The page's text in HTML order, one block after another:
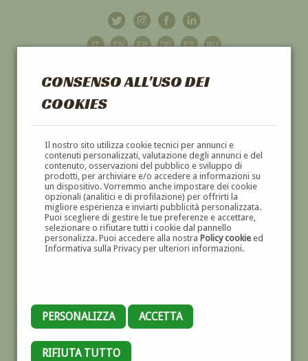
CONSENSO ALL'USO DEI
COOKIES
Il nostro sito utilizza cookie tecnici per annunci e
contenuti personalizzati, valutazione degli annunci e del
contenuto, osservazioni del pubblico e sviluppo di
prodotti, per archiviare e/o accedere a informazioni su
un dispositivo. Vorremmo anche impostare dei cookie
opzionali (analitici e di profilazione) per offrirti la
migliore esperienza e inviarti pubblicità personalizzata.
Puoi scegliere di gestire le tue preferenze e accettare,
selezionare o rifiutare tutti i cookie dal pannello
personalizza. Puoi accedere alla nostra Policy cookieed
Informativa sulla Privacy per ulteriori informazioni.
PERSONALIZZA ACCETTA
RIFIUTA TUTTO
GALLERIAD'ARTE
DIPINTI E SCULTURE '800 E '900